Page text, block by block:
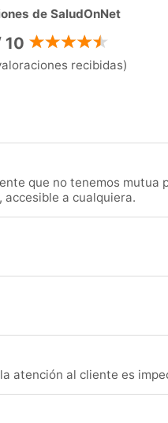
de SaludOnNet
10
recibidas)
que no tenemos mutua
accesible a cualquiera.
atención al cliente es